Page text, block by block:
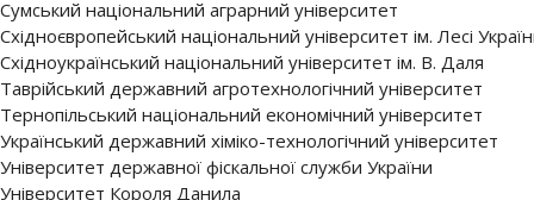
Сумський національний аграрний університет
Східноєвропейський національний університет ім. Лесі
Східноукраїнський національний університет ім. В. Даля
Таврійський державний агротехнологічний університет
Тернопільський національний економічний університет
Український державний хіміко-технологічний університет
Університет державної фіскальної служби України
Університет Короля Данила